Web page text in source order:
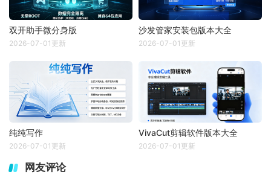
双开助手微分身版
2026-07-01更新
沙发管家安装包版本大全
2026-07-01更新
纯纯写作
2026-07-01更新
VivaCut剪辑软件版本大全
2026-07-01更新
网友评论